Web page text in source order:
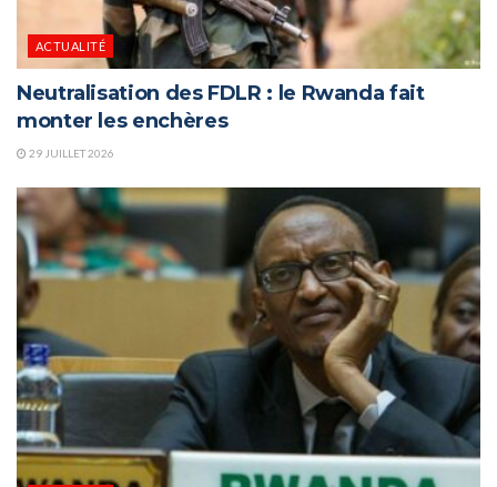
ACTUALITÉ
Neutralisation des FDLR : le Rwanda fait
monter les enchères
29 JUILLET 2026